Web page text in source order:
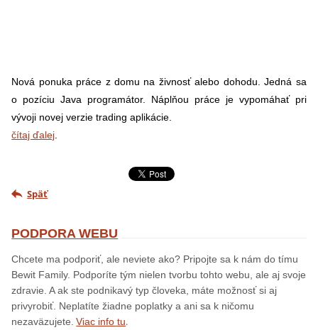
Nová ponuka práce z domu na živnosť alebo dohodu. Jedná sa
o pozíciu Java programátor. Náplňou práce je vypomáhať pri
vývoji novej verzie trading aplikácie.
čítaj ďalej
Späť
PODPORA WEBU
Chcete ma podporiť, ale neviete ako? Pripojte sa k nám do tímu
Bewit Family. Podporíte tým nielen tvorbu tohto webu, ale aj svoje
zdravie. A ak ste podnikavý typ človeka, máte možnosť si aj
privyrobiť. Neplatíte žiadne poplatky a ani sa k ničomu
nezaväzujete. Viac info tu.